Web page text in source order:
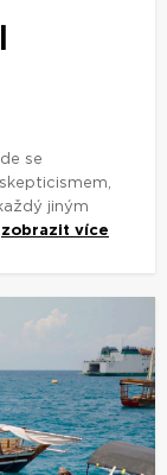
se
jiným
zobrazit více